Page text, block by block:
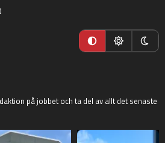
på jobbet och ta del av allt det senaste